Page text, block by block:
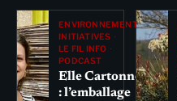
ENVIRONNEMENT
INITIATIVES
LE FIL INFO
PODCAST
Elle Cartonne
: l’emballage